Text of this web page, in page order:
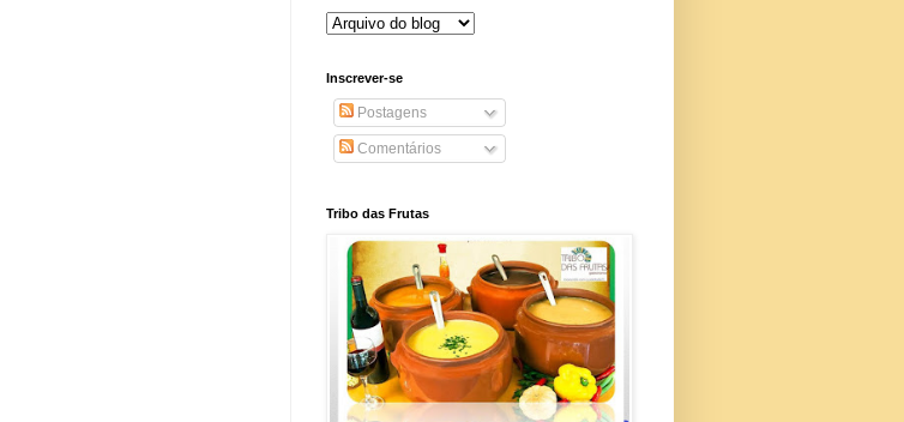
Inscrever-se
Postagens
Comentários
Tribo das Frutas